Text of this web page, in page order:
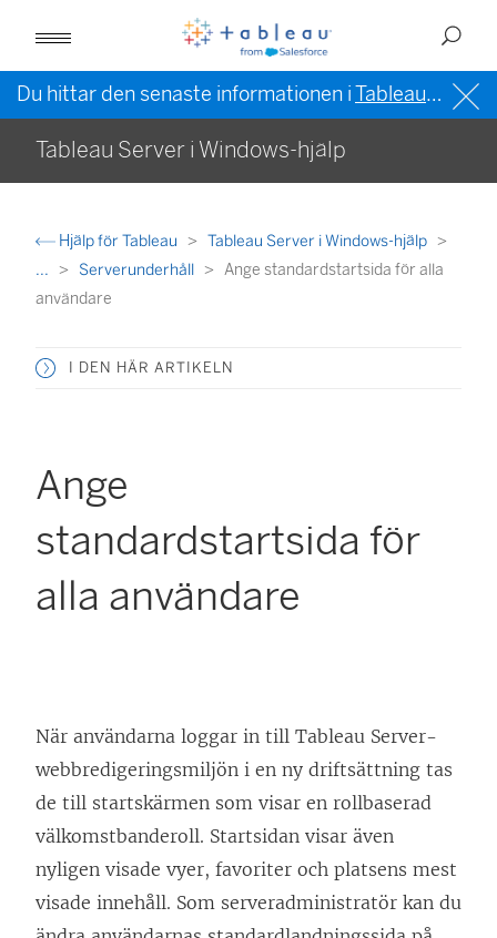
Du hittar den senaste informationen iTableau-hjälpen på engelska (USA)
Tableau Server i Windows-hjälp
Hjälp för Tableau
Tableau Server i Windows-hjälp
...
Serverunderhåll
Ange standardstartsida för alla
användare
I DEN HÄR ARTIKELN
Ange
standardstartsida för
alla användare
När användarna loggar in till Tableau Server-
webbredigeringsmiljön i en ny driftsättning tas
de till startskärmen som visar en rollbaserad
välkomstbanderoll. Startsidan visar även
nyligen visade vyer, favoriter och platsens mest
visade innehåll. Som serveradministratör kan du